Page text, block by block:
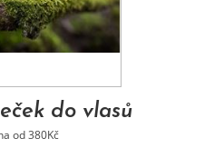
do vlasů
od 380Kč